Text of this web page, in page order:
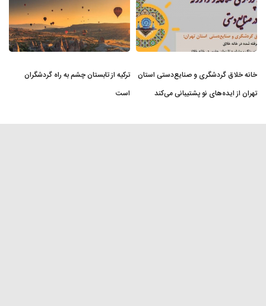
خانه خلاق گردشگری و صنایع‌دستی استان
تهران از ایده‌های نو پشتیبانی می‌کند
ترکیه از تابستان چشم به راه گردشگران
است